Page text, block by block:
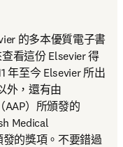
的多本優質電子書
看這份 Elsevier 得
年至今 Elsevier 所出
外，還有由
AAP）所頒發的
Medical
的獎項。不要錯過